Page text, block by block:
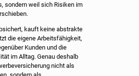
sondern weil sich Risiken im
kauft keine abstrakte
die eigene Arbeitsfähigkeit,
Kunden und die
im Alltag. Genau deshalb
nicht als